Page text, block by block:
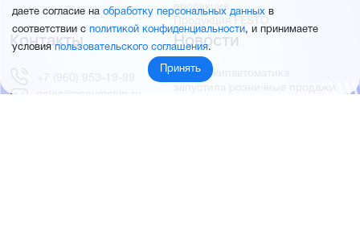
продукция
Продукция FESTO
Новости
Пневмокипавтоматика
запустила розничные продажи
Контакты
+7 (960) 953-19-99
sales@pnevmokip.ru
даете согласие на обработку персональных данных в
соответствии с политикой конфиденциальности, и принимаете
условияпользовательского соглашения.
Принять